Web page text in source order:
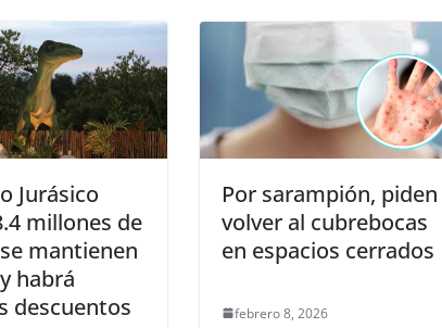
Jurásico
millones de
mantienen
habrá
descuentos
Por sarampión, piden
volver al cubrebocas
en espacios cerrados
febrero 8, 2026